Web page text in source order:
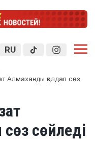
RU
Алмаханды қолдап сөз
сөйледі